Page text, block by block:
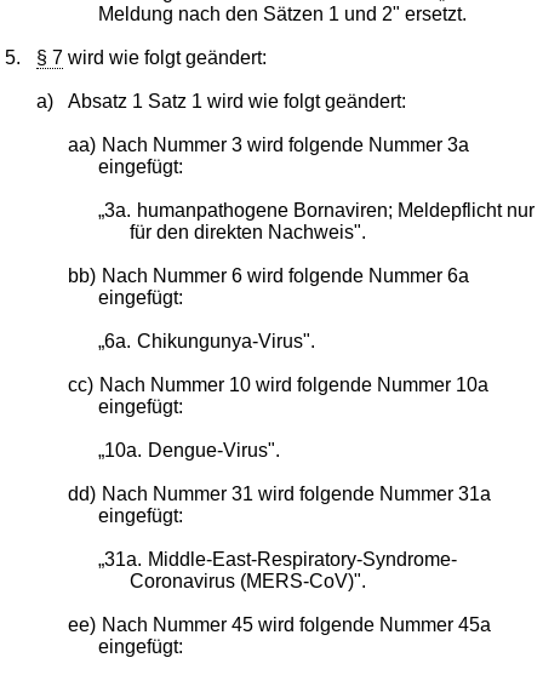
Meldung nach den Sätzen 1 und 2" ersetzt.
5. § 7 wird wie folgt geändert:
a) Absatz 1 Satz 1 wird wie folgt geändert:
aa) Nach Nummer 3 wird folgende Nummer 3a
eingefügt:
„3a. humanpathogene Bornaviren; Meldepflicht nur
für den direkten Nachweis".
bb) Nach Nummer 6 wird folgende Nummer 6a
eingefügt:
„6a. Chikungunya-Virus".
cc) Nach Nummer 10 wird folgende Nummer 10a
eingefügt:
„10a. Dengue-Virus".
dd) Nach Nummer 31 wird folgende Nummer 31a
eingefügt:
„31a. Middle-East-Respiratory-Syndrome-
Coronavirus (MERS-CoV)".
ee) Nach Nummer 45 wird folgende Nummer 45a
eingefügt: